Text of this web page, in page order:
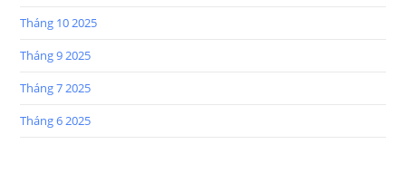
Tháng 10 2025
Tháng 9 2025
Tháng 7 2025
Tháng 6 2025